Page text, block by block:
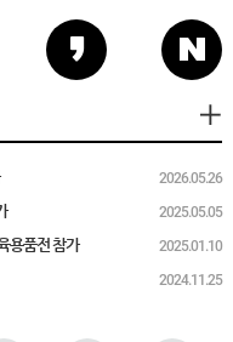
2026.05.26
2025.05.05
용품전 참가 2025.01.10
2024.11.25